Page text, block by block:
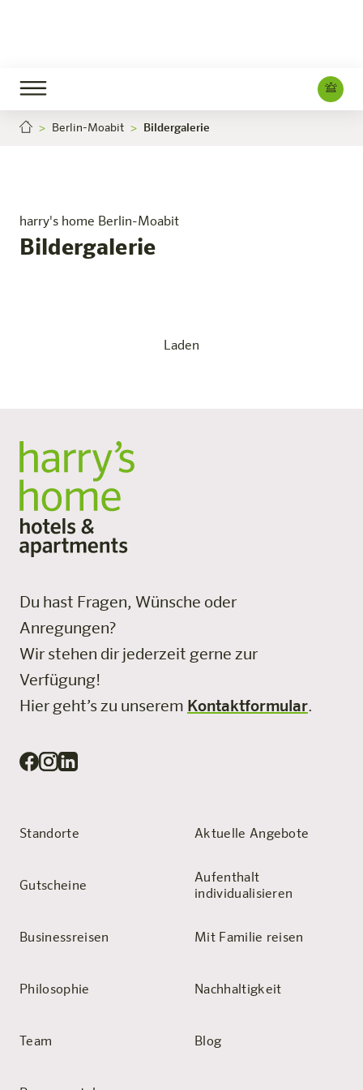
Berlin-Moabit Bildergalerie
harry's home Berlin-Moabit
Bildergalerie
Laden
Du hast Fragen, Wünsche oder
Anregungen?
Wir stehen dir jederzeit gerne zur
Verfügung!
Hier geht’s zu unserem Kontaktformular.
Standorte Aktuelle Angebote
Gutscheine
Aufenthalt
individualisieren
Businessreisen Mit Familie reisen
Philosophie Nachhaltigkeit
Team Blog